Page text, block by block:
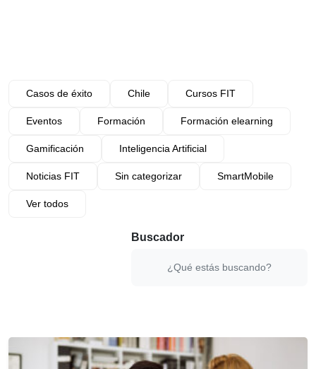
Casos de éxito Chile Cursos FIT
Eventos Formación Formación elearning
Gamificación Inteligencia Artificial
Noticias FIT Sin categorizar SmartMobile
Ver todos
Buscador